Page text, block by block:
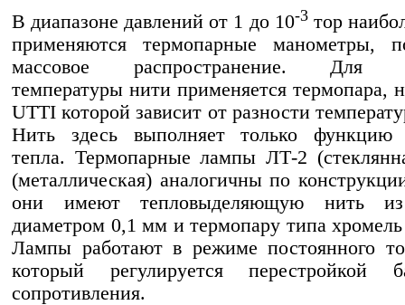
В диапазоне давлений от 1 до 10-3тор
применяются термопарные манометры,
массовое распространение. Для
температуры нити применяется термопара,
UTTI которой зависит от разности
Нить здесь выполняет только функцию
тепла. Термопарные лампы ЛТ-2
(металлическая) аналогичны по
они имеют тепловыделяющую нить
диаметром 0,1 мм и термопару типа
Лампы работают в режиме постоянного
который регулируется перестройкой
сопротивления.